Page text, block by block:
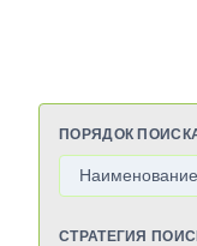
ПОРЯДОК
СТРАТЕГИЯ